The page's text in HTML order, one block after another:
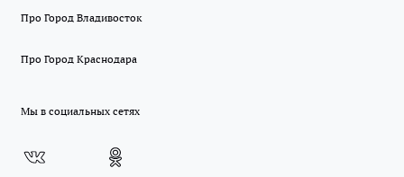
Про Город Владивосток
Про Город Краснодара
Мы в социальных сетях